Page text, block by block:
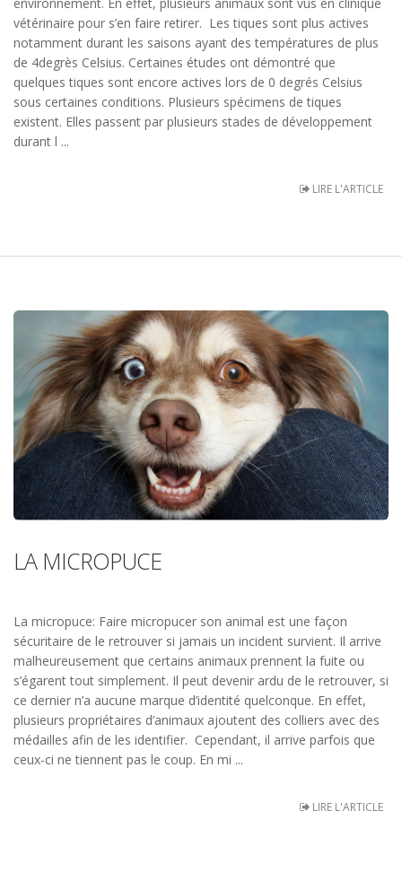
vétérinaire pour s’en faire retirer. Les tiques sont plus actives
notamment durant les saisons ayant des températures de plus
de 4degrès Celsius. Certaines études ont démontré que
quelques tiques sont encore actives lors de 0 degrés Celsius
sous certaines conditions. Plusieurs spécimens de tiques
existent. Elles passent par plusieurs stades de développement
durant l ...
LIRE L'ARTICLE
LA MICROPUCE
La micropuce: Faire micropucer son animal est une façon
sécuritaire de le retrouver si jamais un incident survient. Il arrive
malheureusement que certains animaux prennent la fuite ou
s’égarent tout simplement. Il peut devenir ardu de le retrouver, si
ce dernier n’a aucune marque d’identité quelconque. En effet,
plusieurs propriétaires d’animaux ajoutent des colliers avec des
médailles afin de les identifier. Cependant, il arrive parfois que
ceux-ci ne tiennent pas le coup. En mi ...
LIRE L'ARTICLE